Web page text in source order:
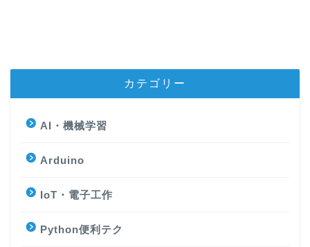
カテゴリー
AI・機械学習
Arduino
IoT・電子工作
Python便利テク